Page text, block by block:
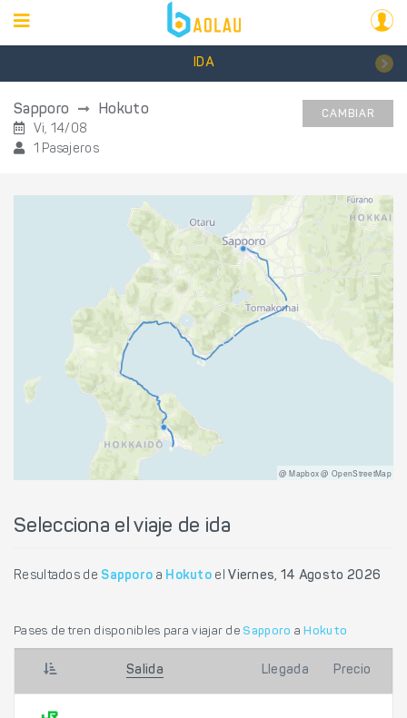
IDA
Sapporo Hokuto
Vi, 14/08
1 Pasajeros
CAMBIAR
@ Mapbox @ OpenStreetMap
Selecciona el viaje de ida
Resultados de Sapporo a Hokuto elViernes, 14 Agosto 2026
Pases de tren disponibles para viajar deSapporo a Hokuto
Salida Llegada Precio